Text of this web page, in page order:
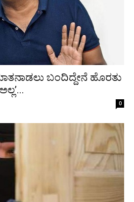
ಬಂದಿದ್ದೇನೆ ಹೊರತು
0